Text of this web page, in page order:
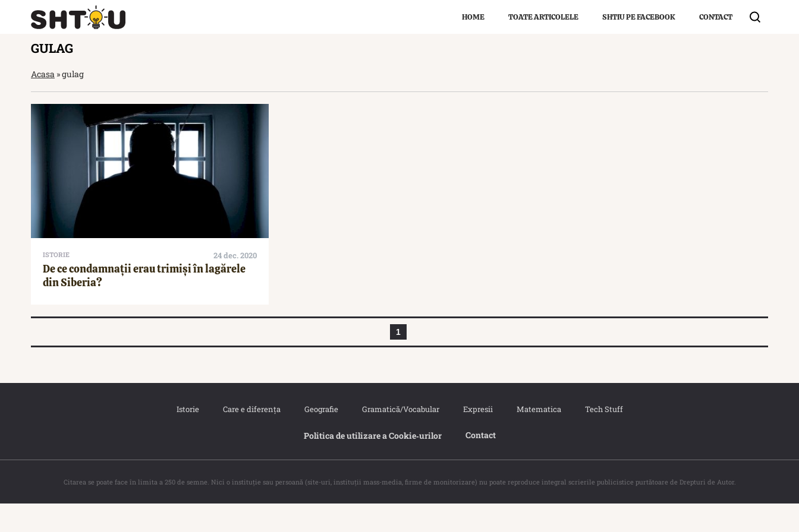
HOME TOATE ARTICOLELE SHTIU PE FACEBOOK CONTACT
GULAG
Acasa »gulag
ISTORIE 24 dec. 2020
De ce condamnații erau trimiși în lagărele
din Siberia?
1
Istorie Care e diferența Geografie Gramatică/Vocabular Expresii Matematica Tech Stuff
Politica de utilizare a Cookie‐urilor Contact
Citarea se poate face în limita a 250 de semne. Nici o instituţie sau persoană (site-uri, instituţii mass-media, firme de monitorizare) nu poate reproduce integral scrierile publicistice purtătoare de Drepturi de Autor.